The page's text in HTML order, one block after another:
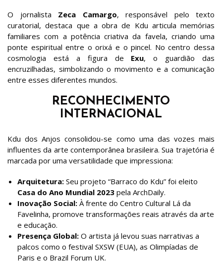
O jornalista Zeca Camargo, responsável pelo texto
curatorial, destaca que a obra de Kdu articula memórias
familiares com a potência criativa da favela, criando uma
ponte espiritual entre o orixá e o pincel. No centro dessa
cosmologia está a figura de Exu, o guardião das
encruzilhadas, simbolizando o movimento e a comunicação
entre esses diferentes mundos.
RECONHECIMENTO
INTERNACIONAL
Kdu dos Anjos consolidou-se como uma das vozes mais
influentes da arte contemporânea brasileira. Sua trajetória é
marcada por uma versatilidade que impressiona:
Arquitetura: Seu projeto “Barraco do Kdu” foi eleito
Casa do Ano Mundial 2023 pela ArchDaily.
Inovação Social: À frente do Centro Cultural Lá da
Favelinha, promove transformações reais através da arte
e educação.
Presença Global: O artista já levou suas narrativas a
palcos como o festival SXSW (EUA), as Olimpíadas de
Paris e o Brazil Forum UK.